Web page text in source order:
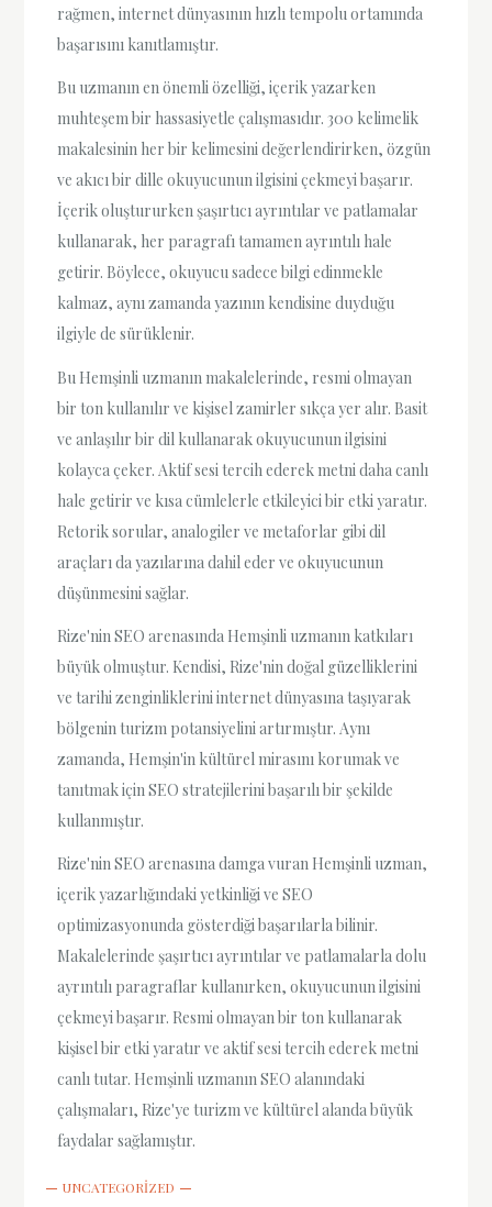
rağmen, internet dünyasının hızlı tempolu ortamında
başarısını kanıtlamıştır.
Bu uzmanın en önemli özelliği, içerik yazarken
muhteşem bir hassasiyetle çalışmasıdır. 300 kelimelik
makalesinin her bir kelimesini değerlendirirken, özgün
ve akıcı bir dille okuyucunun ilgisini çekmeyi başarır.
İçerik oluştururken şaşırtıcı ayrıntılar ve patlamalar
kullanarak, her paragrafı tamamen ayrıntılı hale
getirir. Böylece, okuyucu sadece bilgi edinmekle
kalmaz, aynı zamanda yazının kendisine duyduğu
ilgiyle de sürüklenir.
Bu Hemşinli uzmanın makalelerinde, resmi olmayan
bir ton kullanılır ve kişisel zamirler sıkça yer alır. Basit
ve anlaşılır bir dil kullanarak okuyucunun ilgisini
kolayca çeker. Aktif sesi tercih ederek metni daha canlı
hale getirir ve kısa cümlelerle etkileyici bir etki yaratır.
Retorik sorular, analogiler ve metaforlar gibi dil
araçları da yazılarına dahil eder ve okuyucunun
düşünmesini sağlar.
Rize'nin SEO arenasında Hemşinli uzmanın katkıları
büyük olmuştur. Kendisi, Rize'nin doğal güzelliklerini
ve tarihi zenginliklerini internet dünyasına taşıyarak
bölgenin turizm potansiyelini artırmıştır. Aynı
zamanda, Hemşin'in kültürel mirasını korumak ve
tanıtmak için SEO stratejilerini başarılı bir şekilde
kullanmıştır.
Rize'nin SEO arenasına damga vuran Hemşinli uzman,
içerik yazarlığındaki yetkinliği ve SEO
optimizasyonunda gösterdiği başarılarla bilinir.
Makalelerinde şaşırtıcı ayrıntılar ve patlamalarla dolu
ayrıntılı paragraflar kullanırken, okuyucunun ilgisini
çekmeyi başarır. Resmi olmayan bir ton kullanarak
kişisel bir etki yaratır ve aktif sesi tercih ederek metni
canlı tutar. Hemşinli uzmanın SEO alanındaki
çalışmaları, Rize'ye turizm ve kültürel alanda büyük
faydalar sağlamıştır.
UNCATEGORIZED